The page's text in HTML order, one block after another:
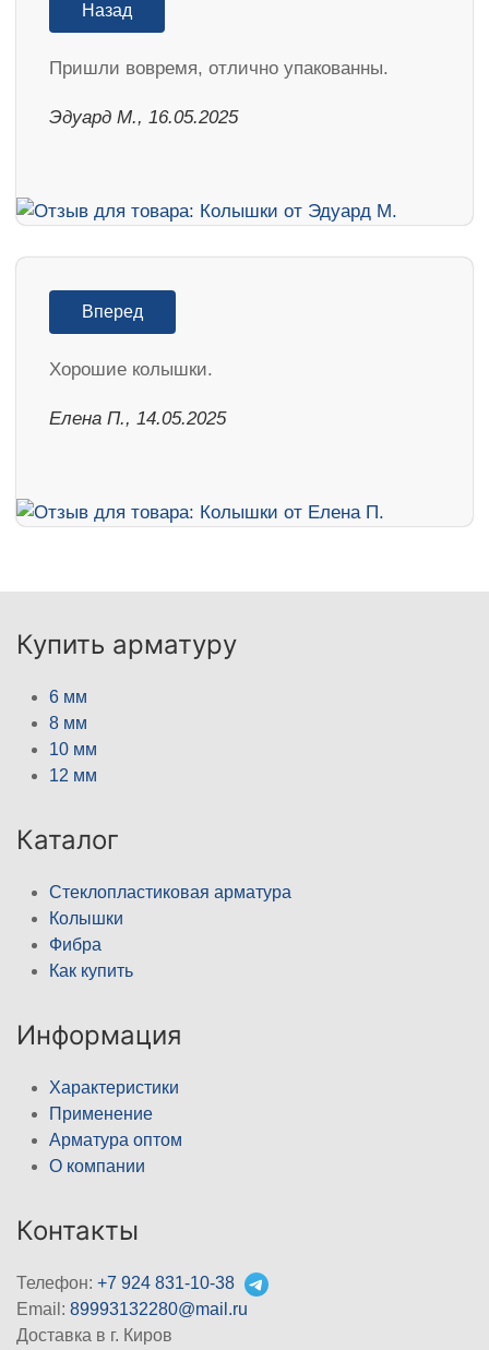
Назад
Пришли вовремя, отлично упакованны.
Эдуард М., 16.05.2025
Вперед
Хорошие колышки.
Елена П., 14.05.2025
Купить арматуру
6 мм
8 мм
10 мм
12 мм
Каталог
Стеклопластиковая арматура
Колышки
Фибра
Как купить
Информация
Характеристики
Применение
Арматура оптом
О компании
Контакты
Телефон: +7 924 831-10-38
Email: 89993132280@mail.ru
Доставка в г. Киров